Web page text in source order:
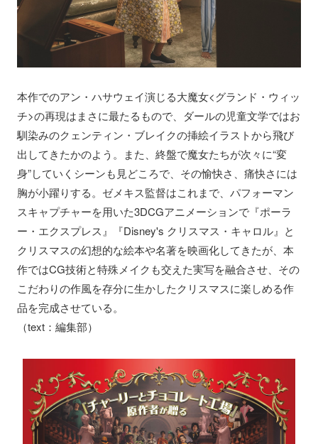
本作でのアン・ハサウェイ演じる大魔女<グランド・ウィッ
チ>の再現はまさに最たるもので、ダールの児童文学ではお
馴染みのクェンティン・ブレイクの挿絵イラストから飛び
出してきたかのよう。また、終盤で魔女たちが次々に“変
身”していくシーンも見どころで、その愉快さ、痛快さには
胸が小躍りする。ゼメキス監督はこれまで、パフォーマン
スキャプチャーを用いた3DCGアニメーションで『ポーラ
ー・エクスプレス』『Disney's クリスマス・キャロル』と
クリスマスの幻想的な絵本や名著を映画化してきたが、本
作ではCG技術と特殊メイクも交えた実写を融合させ、その
こだわりの作風を存分に生かしたクリスマスに楽しめる作
品を完成させている。
（text：編集部）